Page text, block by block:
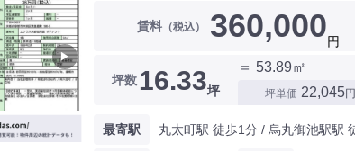
▶
賃料（税込） 360,000円
坪数 16.33坪
＝ 53.89㎡
坪単価 22,045円
最寄駅